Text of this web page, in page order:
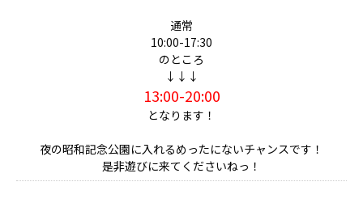
通常
10:00-17:30
のところ
↓↓↓
13:00-20:00
となります！
夜の昭和記念公園に入れるめったにないチャンスです！
是非遊びに来てくださいねっ！